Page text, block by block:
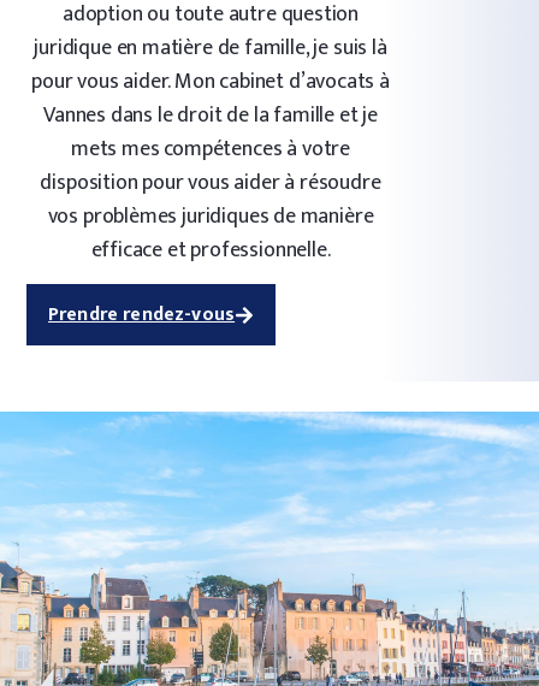
adoption ou toute autre question
juridique en matière de famille, je suis là
pour vous aider. Mon cabinet d’avocats à
Vannes dans le droit de la famille et je
mets mes compétences à votre
disposition pour vous aider à résoudre
vos problèmes juridiques de manière
efficace et professionnelle.
Prendre rendez-vous